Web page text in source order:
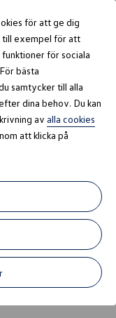
för att ge dig
till exempel för att
funktioner för sociala
bästa
samtycker till alla
dina behov. Du kan
av alla cookies
att klicka på